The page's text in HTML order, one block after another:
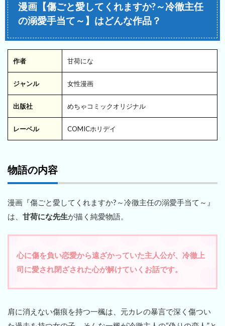
漫画【傷ごと愛してくれますか?～冷徹主任
の溺愛手当て～】はどんな作品？
作者 甘荷にな
ジャンル 女性漫画
出版社 めちゃコミックオリジナル
レーベル COMICホリデイ
物語の内容
漫画『傷ごと愛してくれますか?～冷徹主任の溺愛手当て～』
は、 甘荷にな先生が描く純愛物語。
心に傷を負い恋愛から遠ざかっていた主人公が、冷徹上
司に愛され閉ざされた心が解けていくお話です。
肩に消えない傷痕を持つ一楓は、元カレの暴言で深く傷つい